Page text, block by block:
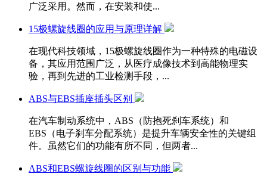
广泛采用。然而，在安装和使...
15极螺旋线圈的应用与原理详解
在现代科技领域，15极螺旋线圈作为一种特殊的电磁设
备，其应用范围广泛，从医疗成像技术到高能物理实
验，再到先进的工业检测手段，...
ABS与EBS插座插头区别
在汽车制动系统中，ABS（防抱死刹车系统）和
EBS（电子刹车分配系统）是提升车辆安全性的关键组
件。虽然它们的功能有所不同，但两者...
ABS和EBS螺旋线圈的区别与功能